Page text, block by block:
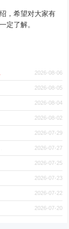
，希望对大家有
定了解。
2026-08-06
2026-08-05
2026-08-04
2026-08-02
2026-07-29
2026-07-27
2026-07-25
2026-07-23
2026-07-22
2026-07-20